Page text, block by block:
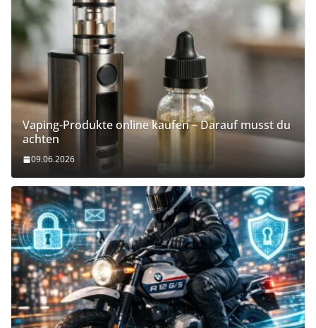
Vaping-Produkte online kaufen – Darauf musst du
achten
09.06.2026